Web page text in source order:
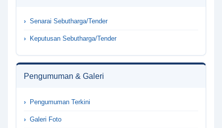
Senarai Sebutharga/Tender
Keputusan Sebutharga/Tender
Pengumuman & Galeri
Pengumuman Terkini
Galeri Foto